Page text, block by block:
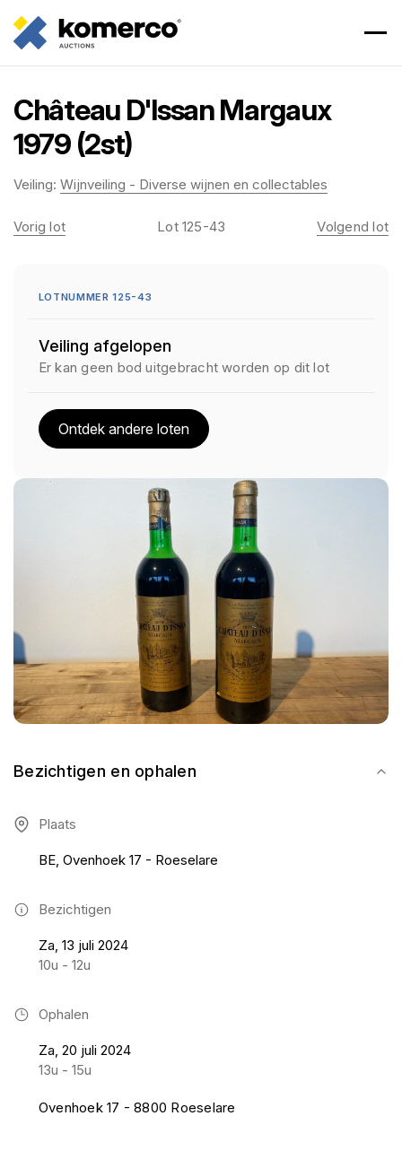
Château D'Issan Margaux
1979 (2st)
Veiling: Wijnveiling - Diverse wijnen en collectables
Bezichtigen en ophalen
Plaats
BE, Ovenhoek 17 - Roeselare
Bezichtigen
Za, 13 juli 2024
10u - 12u
Ophalen
Za, 20 juli 2024
13u - 15u
Ovenhoek 17 - 8800 Roeselare
Vorig lot Lot 125-43 Volgend lot
LOTNUMMER 125-43
Veiling afgelopen
Er kan geen bod uitgebracht worden op dit lot
Ontdek andere loten